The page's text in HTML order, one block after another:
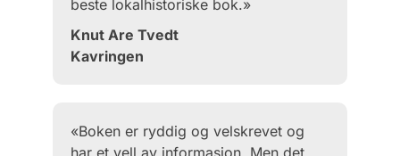
beste lokalhistoriske bok.»
Knut Are Tvedt
Kavringen
«Boken er ryddig og velskrevet og